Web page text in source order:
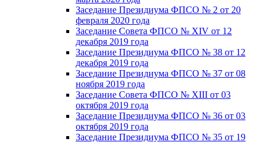
Заседание Президиума ФПСО № 2 от 20
февраля 2020 года
Заседание Совета ФПСО № XIV от 12
декабря 2019 года
Заседание Президиума ФПСО № 38 от 12
декабря 2019 года
Заседание Президиума ФПСО № 37 от 08
ноября 2019 года
Заседание Совета ФПСО № XIII от 03
октября 2019 года
Заседание Президиума ФПСО № 36 от 03
октября 2019 года
Заседание Президиума ФПСО № 35 от 19